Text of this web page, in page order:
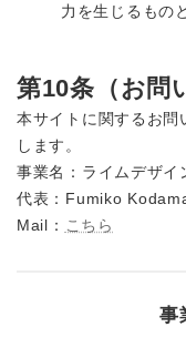
力を生じるもの
第10条（お問
本サイトに関するお問
します。
事業名：ライムデザ
代表：Fumiko
Mail： こちら
事